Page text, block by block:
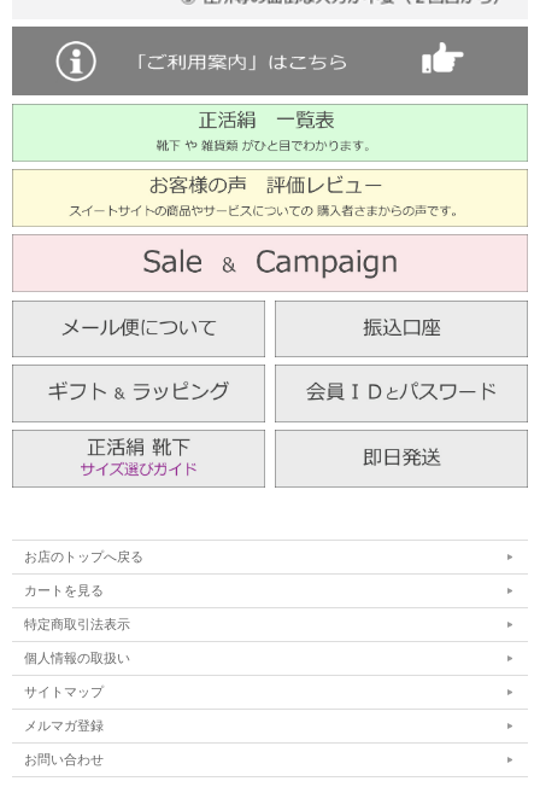
お店のトップへ戻る
カートを見る
特定商取引法表示
個人情報の取扱い
サイトマップ
メルマガ登録
お問い合わせ